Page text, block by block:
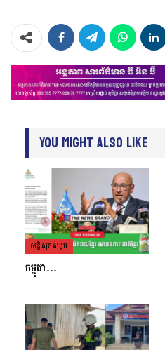
You Might Also Like
សន្តិសុខសង្គម
កម្ពុជា…